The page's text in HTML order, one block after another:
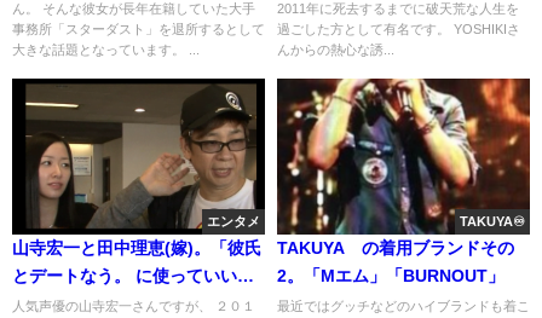
ん。 そんな彼女が長年在籍していた大手
事務所「スターダスト」を退所するとして
大きな話題となっています。 ...
2011年に死去するまでに破天荒な人生を
過ごした方として有名です。 YOSHIKIさ
んからの熱心な誘...
エンタメ
山寺宏一と田中理恵(嫁)。「彼氏
とデートなう。 に使っていい
よ」実験投稿で27ツイート
人気声優の山寺宏一さんですが、 ２０１
TAKUYA♾️
TAKUYA∞の着用ブランドその
2。「Mエム」「BURNOUT」
最近ではグッチなどのハイブランドも着こ